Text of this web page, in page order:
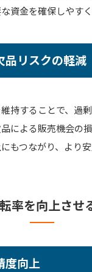
資金を確保しやすく
品リスクの軽減
持することで、過
による販売機会の損
もつながり、より
率を向上させ
度向上